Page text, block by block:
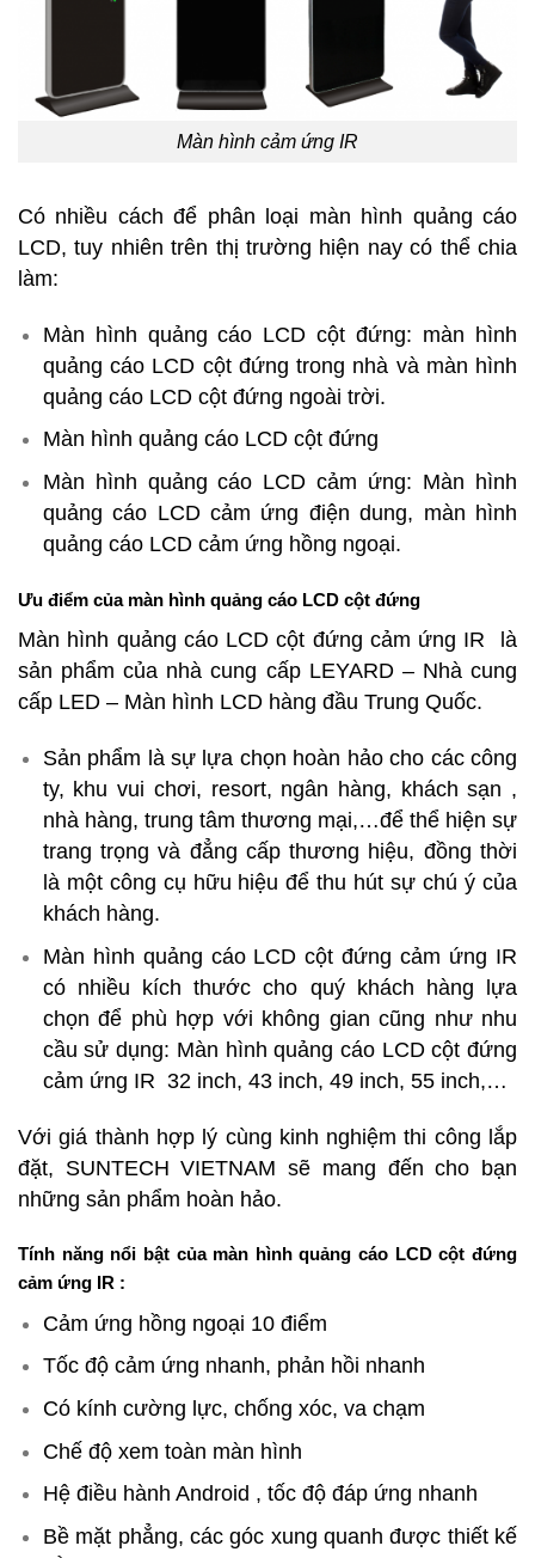
Màn hình cảm ứng IR
Có nhiều cách để phân loại màn hình quảng cáo
LCD, tuy nhiên trên thị trường hiện nay có thể chia
làm:
Màn hình quảng cáo LCD cột đứng: màn hình
quảng cáo LCD cột đứng trong nhà và màn hình
quảng cáo LCD cột đứng ngoài trời.
Màn hình quảng cáo LCD cột đứng
Màn hình quảng cáo LCD cảm ứng: Màn hình
quảng cáo LCD cảm ứng điện dung, màn hình
quảng cáo LCD cảm ứng hồng ngoại.
Ưu điểm của màn hình quảng cáo LCD cột đứng
Màn hình quảng cáo LCD cột đứng cảm ứng IR là
sản phẩm của nhà cung cấp LEYARD – Nhà cung
cấp LED – Màn hình LCD hàng đầu Trung Quốc.
Sản phẩm là sự lựa chọn hoàn hảo cho các công
ty, khu vui chơi, resort, ngân hàng, khách sạn ,
nhà hàng, trung tâm thương mại,…để thể hiện sự
trang trọng và đẳng cấp thương hiệu, đồng thời
là một công cụ hữu hiệu để thu hút sự chú ý của
khách hàng.
Màn hình quảng cáo LCD cột đứng cảm ứng IR
có nhiều kích thước cho quý khách hàng lựa
chọn để phù hợp với không gian cũng như nhu
cầu sử dụng: Màn hình quảng cáo LCD cột đứng
cảm ứng IR 32 inch, 43 inch, 49 inch, 55 inch,…
Với giá thành hợp lý cùng kinh nghiệm thi công lắp
đặt, SUNTECH VIETNAM sẽ mang đến cho bạn
những sản phẩm hoàn hảo.
Tính năng nổi bật của màn hình quảng cáo LCD cột đứng
cảm ứng IR :
Cảm ứng hồng ngoại 10 điểm
Tốc độ cảm ứng nhanh, phản hồi nhanh
Có kính cường lực, chống xóc, va chạm
Chế độ xem toàn màn hình
Hệ điều hành Android , tốc độ đáp ứng nhanh
Bề mặt phẳng, các góc xung quanh được thiết kế